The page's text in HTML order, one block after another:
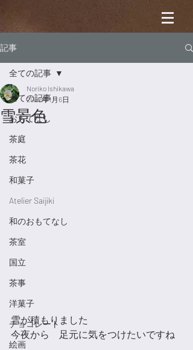
記事
全ての記事
おもてなし
茶庭
茶花
和菓子
Atelier Saijiki
和のおもてなし
茶室
国立
茶事
洋菓子
チョコレート
絵画
全ての記事
雪景色
Noriko Ishikawa
2022年1月6日
雪が積もりました
今夜から　足元に気をつけたいですね